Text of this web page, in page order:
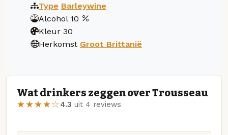
Type Barleywine
Alcohol 10
Kleur 30
Herkomst Groot Brittanië
Wat drinkers zeggen over Trousseau
★★★★☆4.3 uit 4 reviews